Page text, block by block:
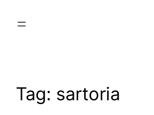
Tag: sartoria